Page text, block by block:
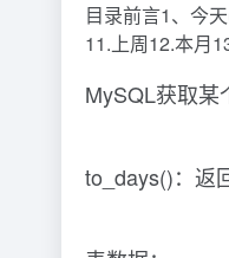
目录前言1、今
11.上周12.本月
MySQL获取某
to_days()：返